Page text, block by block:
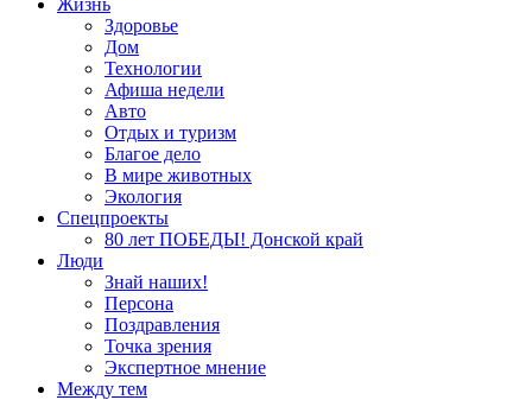
Жизнь
Здоровье
Дом
Технологии
Афиша недели
Авто
Отдых и туризм
Благое дело
В мире животных
Экология
Спецпроекты
80 лет ПОБЕДЫ! Донской край
Люди
Знай наших!
Персона
Поздравления
Точка зрения
Экспертное мнение
Между тем